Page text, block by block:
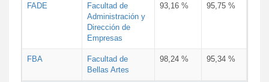
FADE
Facultad de
Administración y
Dirección de
Empresas
93,16 % 95,75 %
FBA
Facultad de
Bellas Artes
98,24 % 95,34 %